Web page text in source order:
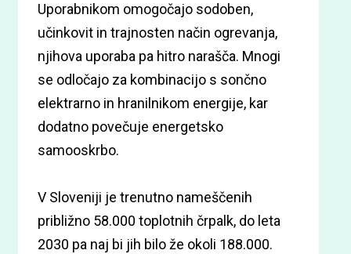
Uporabnikom omogočajo sodoben,
učinkovit in trajnosten način ogrevanja,
njihova uporaba pa hitro narašča. Mnogi
se odločajo za kombinacijo s sončno
elektrarno in hranilnikom energije, kar
dodatno povečuje energetsko
samooskrbo.
V Sloveniji je trenutno nameščenih
približno 58.000 toplotnih črpalk, do leta
2030 pa naj bi jih bilo že okoli 188.000.